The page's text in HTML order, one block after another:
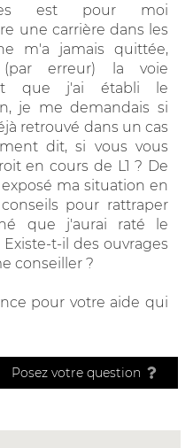
est pour moi
une carrière dans les
m'a jamais quittée,
erreur) la voie
que j'ai établi le
je me demandais si
retrouvé dans un cas
dit, si vous vous
en cours de L1 ? De
ma situation en
pour rattraper
que j'aurai raté le
t-il des ouvrages
conseiller ?
pour votre aide qui
Posez votre question